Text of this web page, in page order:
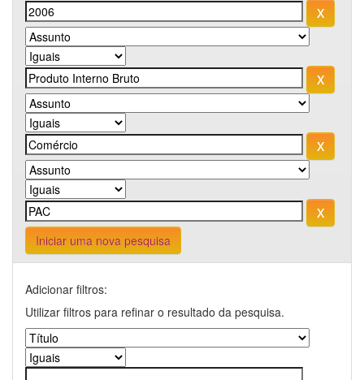
Iniciar uma nova pesquisa
Adicionar filtros:
Utilizar filtros para refinar o resultado da pesquisa.